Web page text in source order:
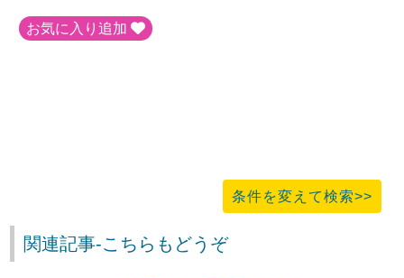
お気に入り追加
条件を変えて検索>>
関連記事-こちらもどうぞ